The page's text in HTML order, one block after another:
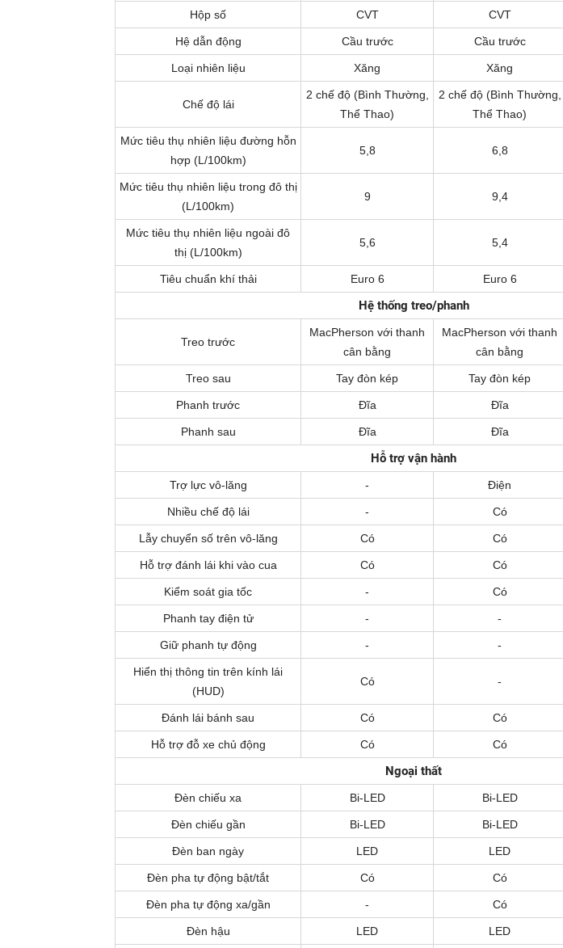
Hộp số CVT CVT
Hệ dẫn động Cầu trước Cầu trước
Loại nhiên liệu Xăng Xăng
Chế độ lái
2 chế độ (Bình Thường,
Thể Thao)
2 chế độ (Bình Thường,
Thể Thao)
Mức tiêu thụ nhiên liệu đường hỗn
hợp (L/100km)
5,8 6,8
Mức tiêu thụ nhiên liệu trong đô thị
(L/100km)
9 9,4
Mức tiêu thụ nhiên liệu ngoài đô
thị (L/100km)
5,6 5,4
Tiêu chuẩn khí thải Euro 6 Euro 6
Hệ thống treo/phanh
Treo trước
MacPherson với thanh
cân bằng
MacPherson với thanh
cân bằng
Treo sau Tay đòn kép Tay đòn kép
Phanh trước Đĩa Đĩa
Phanh sau Đĩa Đĩa
Hỗ trợ vận hành
Trợ lực vô-lăng - Điện
Nhiều chế độ lái - Có
Lẫy chuyển số trên vô-lăng Có Có
Hỗ trợ đánh lái khi vào cua Có Có
Kiểm soát gia tốc - Có
Phanh tay điện tử - -
Giữ phanh tự động - -
Hiển thị thông tin trên kính lái
(HUD)
Có -
Đánh lái bánh sau Có Có
Hỗ trợ đỗ xe chủ động Có Có
Ngoại thất
Đèn chiếu xa Bi-LED Bi-LED
Đèn chiếu gần Bi-LED Bi-LED
Đèn ban ngày LED LED
Đèn pha tự động bật/tắt Có Có
Đèn pha tự động xa/gần - Có
Đèn hậu LED LED